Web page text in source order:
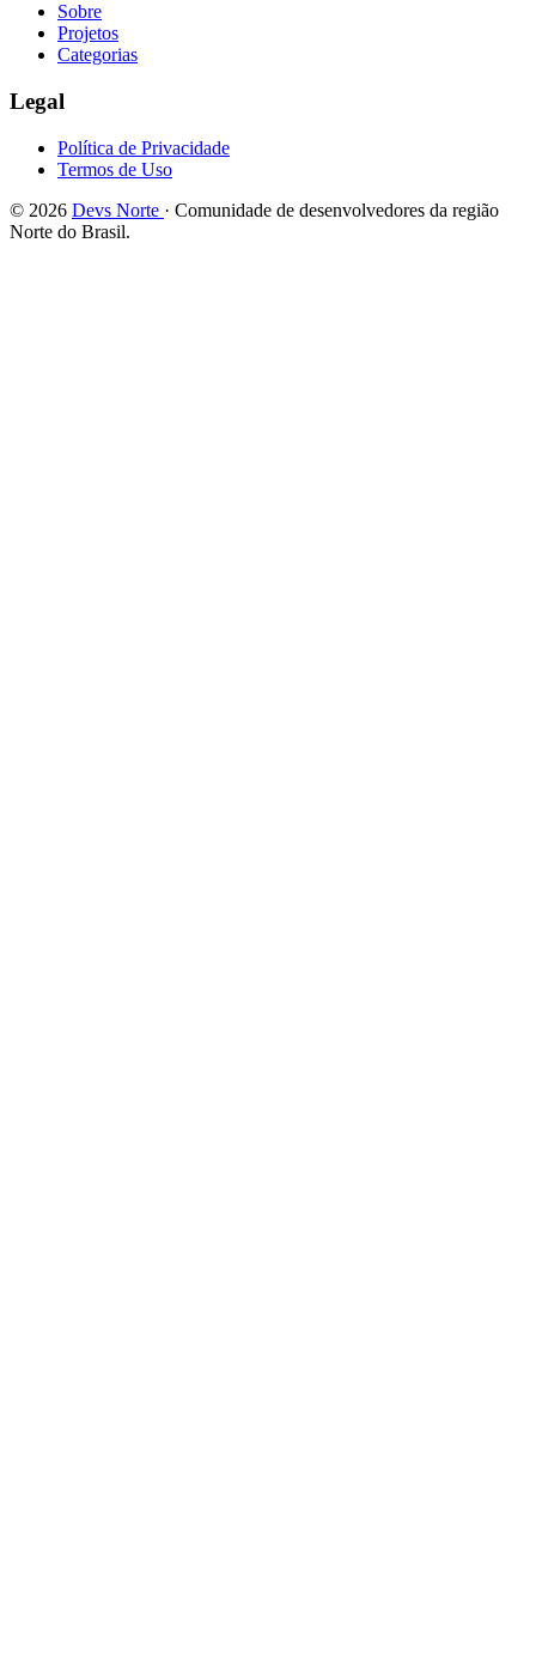
Sobre
Projetos
Categorias
Legal
Política de Privacidade
Termos de Uso
© 2026 Devs Norte · Comunidade de desenvolvedores da região
Norte do Brasil.